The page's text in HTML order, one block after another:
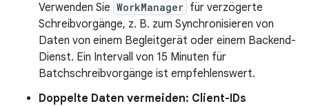
Verwenden Sie WorkManager für verzögerte
Schreibvorgänge, z. B. zum Synchronisieren von
Daten von einem Begleitgerät oder einem Backend-
Dienst. Ein Intervall von 15 Minuten für
Batchschreibvorgänge ist empfehlenswert.
Doppelte Daten vermeiden: Client-IDs